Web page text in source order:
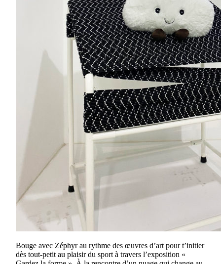
Bouge avec Zéphyr au rythme des œuvres d’art pour t’initier
dès tout-petit au plaisir du sport à travers l’exposition «